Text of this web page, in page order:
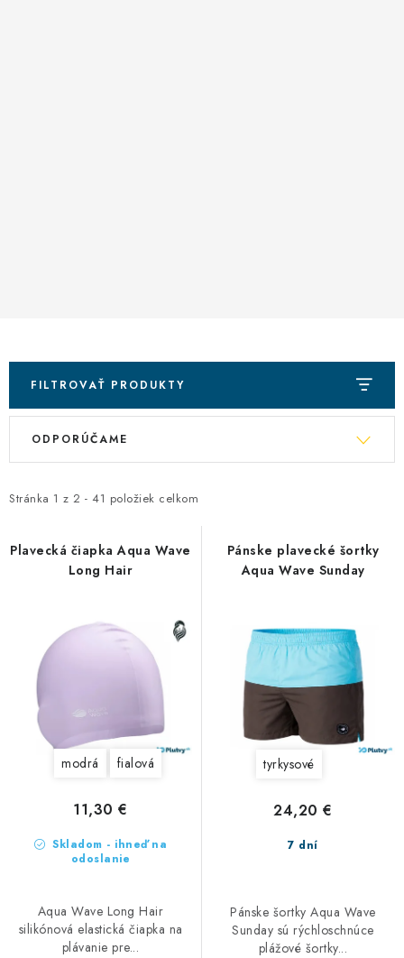
FILTROVAŤ PRODUKTY
V
i
p
Stránka 1 z 2 - 41 položiek celkom
R
e
i
ODPORÚČAME
Plavecká čiapka Aqua Wave
Long Hair
modrá fialová
Skladom - ihneď na
odoslanie
11,30 €
Aqua Wave Long Hair
silikónová elastická čiapka na
plávanie pre...
Pánske plavecké šortky
Aqua Wave Sunday
tyrkysové
7 dní
24,20 €
Pánske šortky Aqua Wave
Sunday sú rýchloschnúce
plážové šortky...